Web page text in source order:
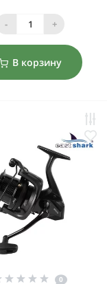
- +
В корзину
0